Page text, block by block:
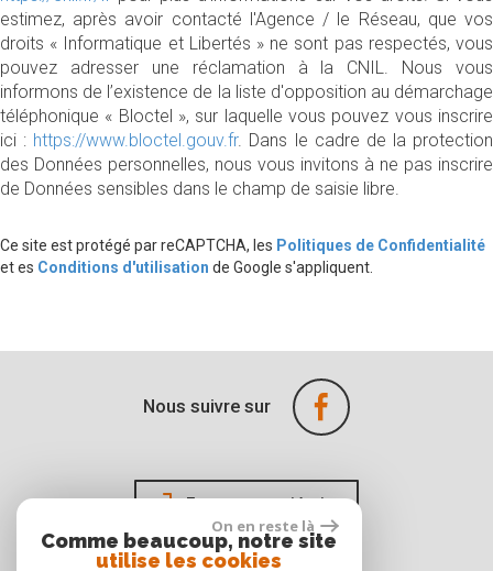
estimez, après avoir contacté l'Agence / le Réseau, que vos
droits « Informatique et Libertés » ne sont pas respectés, vous
pouvez adresser une réclamation à la CNIL. Nous vous
informons de l’existence de la liste d'opposition au démarchage
téléphonique « Bloctel », sur laquelle vous pouvez vous inscrire
ici : https://www.bloctel.gouv.fr. Dans le cadre de la protection
des Données personnelles, nous vous invitons à ne pas inscrire
de Données sensibles dans le champ de saisie libre.
Ce site est protégé par reCAPTCHA, les Politiques de Confidentialité
et es Conditions d'utilisation de Google s'appliquent.
Nous suivre sur
Espace propriétaire
On en reste là
Comme beaucoup, notre site
utilise les cookies